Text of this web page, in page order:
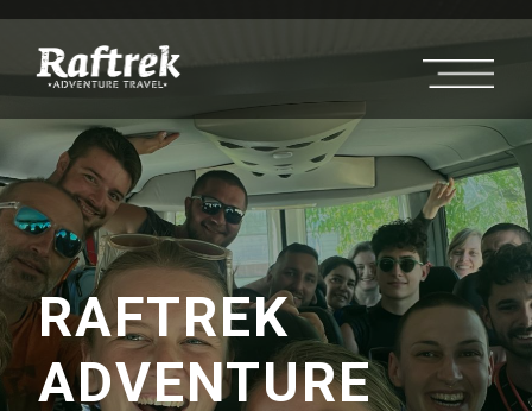
RAFTREK
ADVENTURE